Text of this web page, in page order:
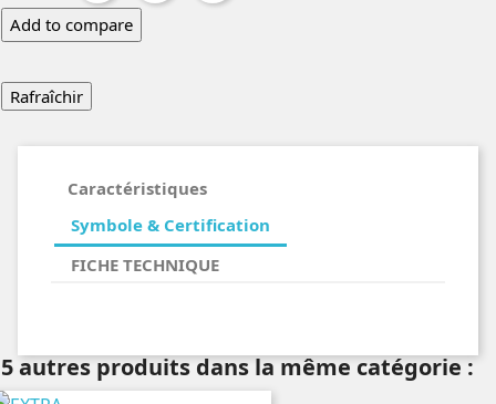
Add to compare
Caractéristiques
Symbole & Certification
FICHE TECHNIQUE
5 autres produits dans la même catégorie :